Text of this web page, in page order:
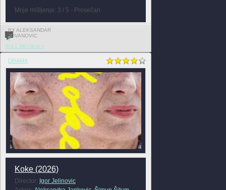
Moje mišljenje: 3 / 5 - Prosečan
BY ALEKSANDAR
JOVANOVIC
0
FULL REVIEW »
DRAMA
Koke (2026)
Director: Igor Jelinovic